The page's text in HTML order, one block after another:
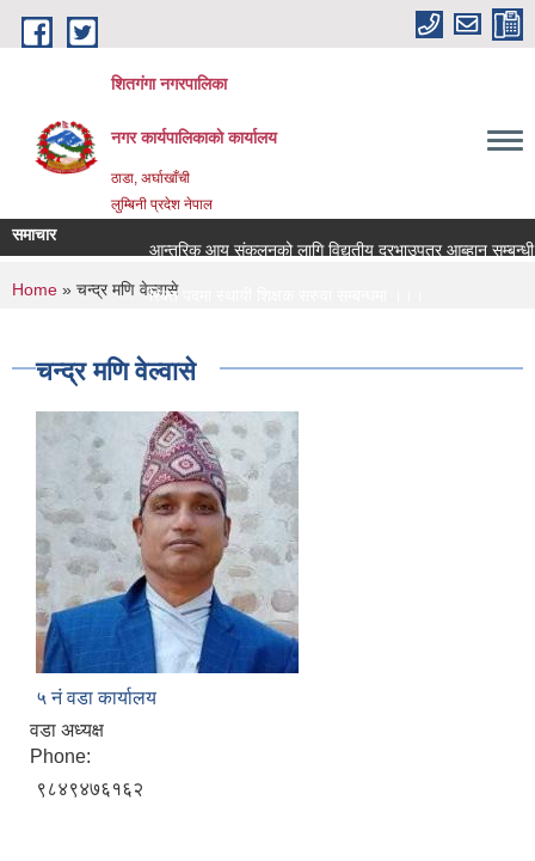
Skip to main content
शितगंगा नगरपालिका
नगर कार्यपालिकाकाे कार्यालय
ठाडा, अर्घाखाँची
लुम्बिनी प्रदेश नेपाल
समाचार
आन्तरिक आय संकलनको लागि विद्युतीय दरभाउपत्र आब्हान सम्बन्धी
रिक्त पदमा स्थायी शिक्षक सरुवा सम्बन्धमा ।।।
You are here
Home » चन्द्र मणि वेल्वासे
चन्द्र मणि वेल्वासे
५ नं वडा कार्यालय
वडा अध्यक्ष
Phone:
९८४९४७६१६२